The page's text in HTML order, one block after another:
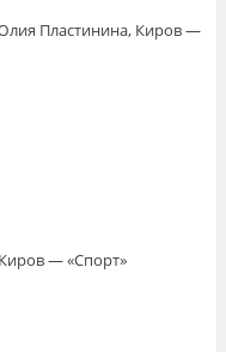
Пластинина, Киров —
— «Спорт»